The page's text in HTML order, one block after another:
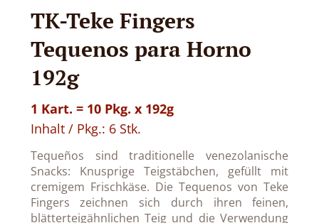
TK-Teke Fingers
Tequenos para Horno
192g
1 Kart. = 10 Pkg. x 192g
Inhalt / Pkg.: 6 Stk.
Tequeños sind traditionelle venezolanische
Snacks: Knusprige Teigstäbchen, gefüllt mit
cremigem Frischkäse. Die Tequenos von Teke
Fingers zeichnen sich durch ihren feinen,
blätterteigähnlichen Teig und die Verwendung